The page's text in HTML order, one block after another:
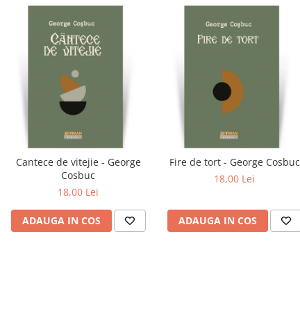
Cantece de vitejie - George
Cosbuc
18,00 Lei
ADAUGA IN COS
Fire de tort - George Cosbuc
18,00 Lei
ADAUGA IN COS